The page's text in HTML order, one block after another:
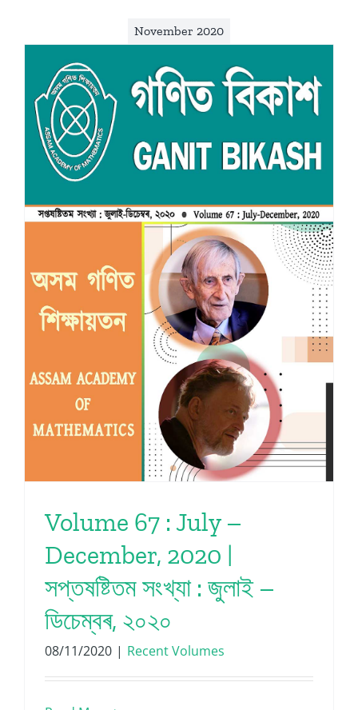
November 2020
Volume 67 : July –
December, 2020 |
সপ্তষষ্টিতম সংখ্যা : জুলাই –
ডিচেম্বৰ, ২০২০
08/11/2020 | Recent Volumes